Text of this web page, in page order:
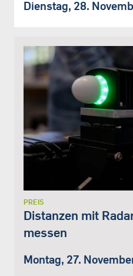
Dienstag, 28.
PREIS
Distanzen mit
messen
Montag, 27.